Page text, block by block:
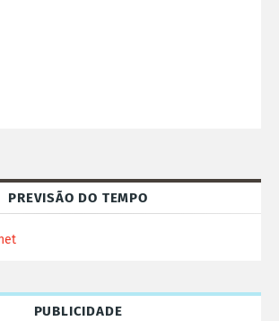
PREVISÃO DO TEMPO
PUBLICIDADE